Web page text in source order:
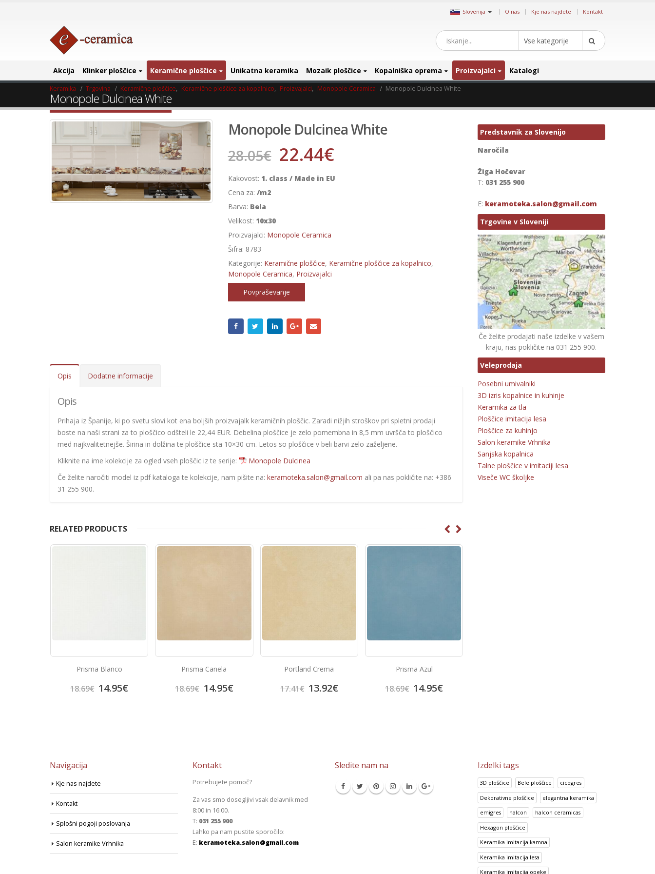
Slovenija | O nas Kje nas najdete Kontakt
Vse kategorije
Akcija Klinker ploščice Keramične ploščice Unikatna keramika Mozaik ploščice Kopalniška oprema Proizvajalci Katalogi
Keramika Trgovina Keramične ploščice, Keramične ploščice za kopalnico, Proizvajalci, Monopole Ceramica Monopole Dulcinea White
Monopole Dulcinea White
Monopole Dulcinea White
28.05€ 22.44€
Kakovost: 1. class / Made in EU
Cena za: /m2
Barva: Bela
Velikost: 10x30
Proizvajalci: Monopole Ceramica
Šifra: 8783
Kategorije: Keramične ploščice, Keramične ploščice za kopalnico,
Monopole Ceramica, Proizvajalci
Povpraševanje
Opis Dodatne informacije
Opis
Prihaja iz Španije, ki po svetu slovi kot ena boljših proizvajalk keramičnih ploščic. Zaradi nižjih stroškov pri spletni prodaji
boste na naši strani za to ploščico odšteli le 22,44 EUR. Debelina ploščice je zelo pomembna in 8,5 mm uvršča to ploščico
med najkvalitetnejše. Širina in dolžina te ploščice sta 10×30 cm. Letos so ploščice v beli barvi zelo zaželjene.
Kliknite na ime kolekcije za ogled vseh ploščic iz te serije:
Monopole Dulcinea
Če želite naročiti model iz pdf kataloga te kolekcije, nam pišite na: keramoteka.salon@gmail.com ali pa nas pokličite na: +386
31 255 900.
RELATED PRODUCTS
Prisma Blanco
18.69€ 14.95€
Prisma Canela
18.69€ 14.95€
Portland Crema
17.41€ 13.92€
Prisma Azul
18.69€ 14.95€
Predstavnik za Slovenijo
Naročila
Žiga Hočevar
T: 031 255 900
E: keramoteka.salon@gmail.com
Trgovine v Sloveniji
Če želite prodajati naše izdelke v vašem
kraju, nas pokličite na 031 255 900.
Veleprodaja
Posebni umivalniki
3D izris kopalnice in kuhinje
Keramika za tla
Ploščice imitacija lesa
Ploščice za kuhinjo
Salon keramike Vrhnika
Sanjska kopalnica
Talne ploščice v imitaciji lesa
Viseče WC školjke
Navigacija
Kje nas najdete
Kontakt
Splošni pogoji poslovanja
Salon keramike Vrhnika
Kontakt
Potrebujete pomoč?
Za vas smo dosegljivi vsak delavnik med
8:00 in 16:00.
T: 031 255 900
Lahko pa nam pustite sporočilo:
E: keramoteka.salon@gmail.com
Sledite nam na Izdelki tags
3D ploščice Bele ploščice cicogres
Dekorativne ploščice elegantna keramika
emigres halcon halcon ceramicas
Hexagon ploščice
Keramika imitacija kamna
Keramika imitacija lesa
Keramika imitacija opeke